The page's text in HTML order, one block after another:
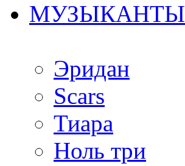
МУЗЫКАНТЫ
Эридан
Scars
Тиара
Ноль три